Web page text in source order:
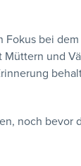
Fokus bei
und
noch bevor